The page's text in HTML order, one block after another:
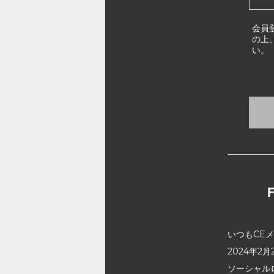
会員
の上
い。
いつもCE
2024年2月
ソーシャ